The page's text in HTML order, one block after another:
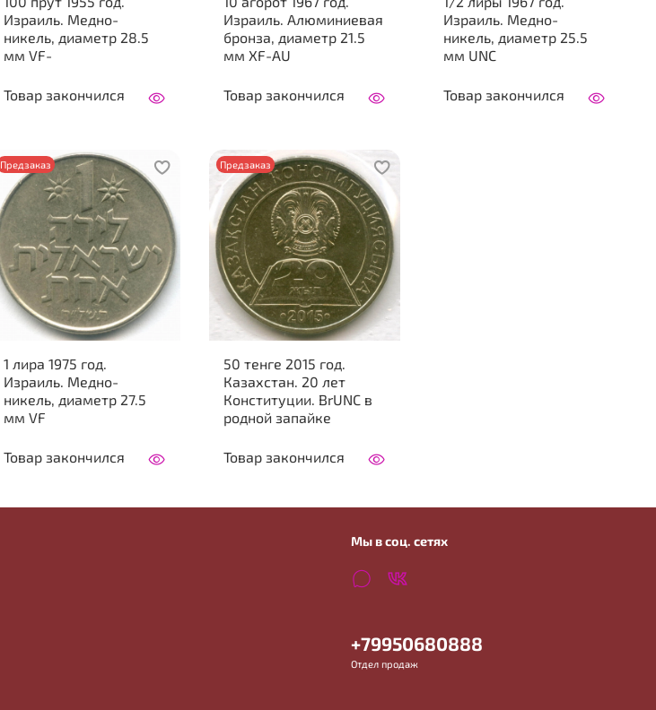
Израиль. Медно-
никель, диаметр 28.5
мм VF-
Товар закончился
Израиль. Алюминиевая
бронза, диаметр 21.5
мм XF-AU
Товар закончился
Израиль. Медно-
никель, диаметр 25.5
мм UNC
Товар закончился
Предзаказ
1 лира 1975 год.
Израиль. Медно-
никель, диаметр 27.5
мм VF
Товар закончился
Предзаказ
50 тенге 2015 год.
Казахстан. 20 лет
Конституции. BrUNC в
родной запайке
Товар закончился
Мы в соц. сетях
+79950680888
Отдел продаж